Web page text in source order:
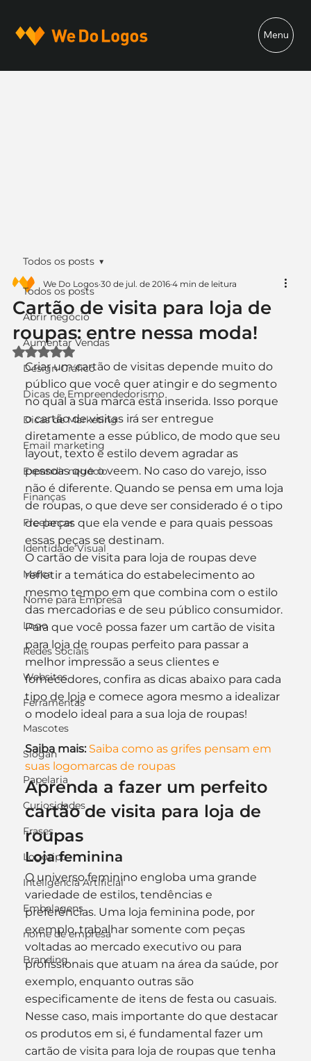
Menu
Todos os posts
Abrir negócio
Aumentar Vendas
Design Gráfico
Dicas de Empreendedorismo
Dicas de Marketing
Email marketing
Expandir negócio
Finanças
Freelancer
Identidade Visual
Marca
Nome para Empresa
Logo
Redes Sociais
Websites
Ferramentas
Mascotes
Slogan
Papelaria
Curiosidades
Frases
Logotipo
Inteligência Artificial
Embalagens
nome de empresa
Branding
Todos os posts
Cartão de visita para loja de
roupas: entre nessa moda!
We Do Logos 30 de jul. de 2016 4 min de leitura
Avaliado com NaN de 5 estrelas.
Criar um cartão de visitas depende muito do
público que você quer atingir e do segmento
no qual a sua marca está inserida. Isso porque
o cartão de visitas irá ser entregue
diretamente a esse público, de modo que seu
layout, texto e estilo devem agradar as
pessoas que o veem. No caso do varejo, isso
não é diferente. Quando se pensa em uma loja
de roupas, o que deve ser considerado é o tipo
de peças que ela vende e para quais pessoas
essas peças se destinam.
O cartão de visita para loja de roupas deve
refletir a temática do estabelecimento ao
mesmo tempo em que combina com o estilo
das mercadorias e de seu público consumidor.
Para que você possa fazer um cartão de visita
para loja de roupas perfeito para passar a
melhor impressão a seus clientes e
fornecedores, confira as dicas abaixo para cada
tipo de loja e comece agora mesmo a idealizar
o modelo ideal para a sua loja de roupas!
Saiba mais: Saiba como as grifes pensam em
suas logomarcas de roupas
Aprenda a fazer um perfeito
cartão de visita para loja de
roupas
Loja feminina
O universo feminino engloba uma grande
variedade de estilos, tendências e
preferências. Uma loja feminina pode, por
exemplo, trabalhar somente com peças
voltadas ao mercado executivo ou para
profissionais que atuam na área da saúde, por
exemplo, enquanto outras são
especificamente de itens de festa ou casuais.
Nesse caso, mais importante do que destacar
os produtos em si, é fundamental fazer um
cartão de visita para loja de roupas que tenha